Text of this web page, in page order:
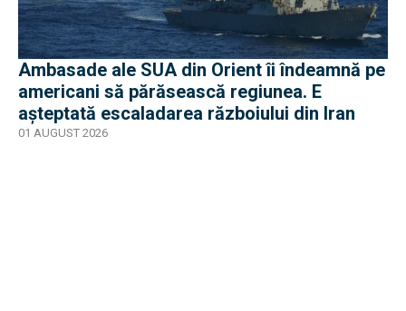
Ambasade ale SUA din Orient îi îndeamnă pe
americani să părăsească regiunea. E
așteptată escaladarea războiului din Iran
01 AUGUST 2026